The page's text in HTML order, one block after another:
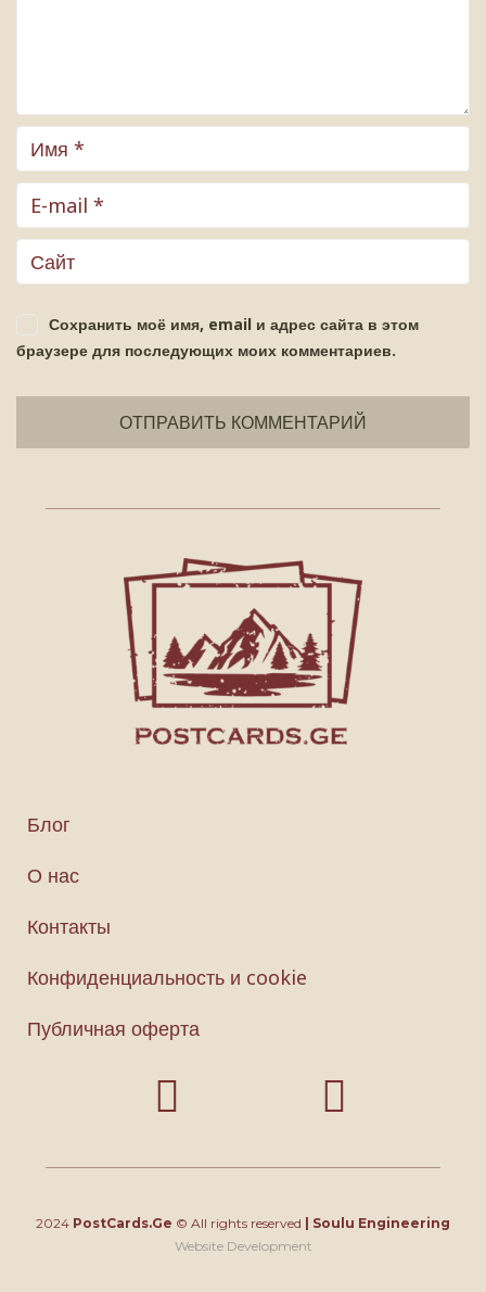
Сохранить моё имя, email и адрес сайта в этом
браузере для последующих моих комментариев.
Блог
О нас
Контакты
Конфиденциальность и cookie
Публичная оферта
2024 PostCards.Ge © All rights reserved | Soulu Engineering
Website Development